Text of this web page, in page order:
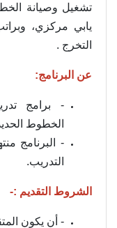
تشغيل وصيانة
التخرج .
عن البرنامج:
- برامج
الخطوط
- البرنامج
التدريب.
الشروط التقديم :-
- أن يكون